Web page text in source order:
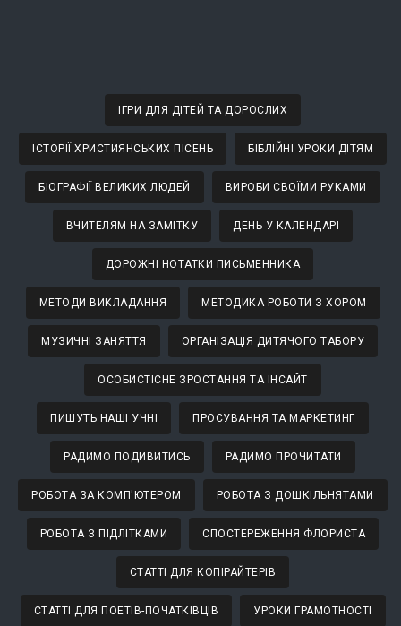
ІГРИ ДЛЯ ДІТЕЙ ТА ДОРОСЛИХ
ІСТОРІЇ ХРИСТИЯНСЬКИХ ПІСЕНЬ БІБЛІЙНІ УРОКИ ДІТЯМ
БІОГРАФІЇ ВЕЛИКИХ ЛЮДЕЙ ВИРОБИ СВОЇМИ РУКАМИ
ВЧИТЕЛЯМ НА ЗАМІТКУ ДЕНЬ У КАЛЕНДАРІ
ДОРОЖНІ НОТАТКИ ПИСЬМЕННИКА
МЕТОДИ ВИКЛАДАННЯ МЕТОДИКА РОБОТИ З ХОРОМ
МУЗИЧНІ ЗАНЯТТЯ ОРГАНІЗАЦІЯ ДИТЯЧОГО ТАБОРУ
ОСОБИСТІСНЕ ЗРОСТАННЯ ТА ІНСАЙТ
ПИШУТЬ НАШІ УЧНІ ПРОСУВАННЯ ТА МАРКЕТИНГ
РАДИМО ПОДИВИТИСЬ РАДИМО ПРОЧИТАТИ
РОБОТА ЗА КОМП'ЮТЕРОМ РОБОТА З ДОШКІЛЬНЯТАМИ
РОБОТА З ПІДЛІТКАМИ СПОСТЕРЕЖЕННЯ ФЛОРИСТА
СТАТТІ ДЛЯ КОПІРАЙТЕРІВ
СТАТТІ ДЛЯ ПОЕТІВ-ПОЧАТКІВЦІВ УРОКИ ГРАМОТНОСТІ